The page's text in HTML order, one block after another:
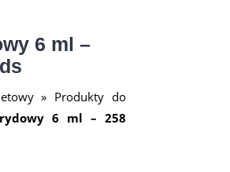
6 ml –
» Produkty do
6 ml – 258